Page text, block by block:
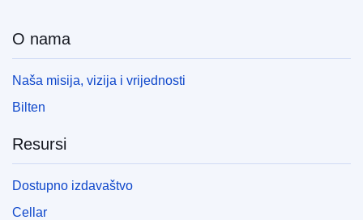
O nama
Naša misija, vizija i vrijednosti
Bilten
Resursi
Dostupno izdavaštvo
Cellar